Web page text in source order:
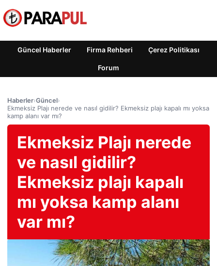
Güncel Haberler Firma Rehberi Çerez Politikası
Forum
Haberler›Güncel›
Ekmeksiz Plajı nerede ve nasıl gidilir? Ekmeksiz plajı kapalı mı yoksa
kamp alanı var mı?
Ekmeksiz Plajı nerede
ve nasıl gidilir?
Ekmeksiz plajı kapalı
mı yoksa kamp alanı
var mı?